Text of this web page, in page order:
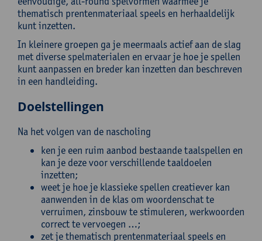
thematisch prentenmateriaal speels en herhaaldelijk
kunt inzetten.
In kleinere groepen ga je meermaals actief aan de slag
met diverse spelmaterialen en ervaar je hoe je spellen
kunt aanpassen en breder kan inzetten dan beschreven
in een handleiding.
Doelstellingen
Na het volgen van de nascholing
ken je een ruim aanbod bestaande taalspellen en
kan je deze voor verschillende taaldoelen
inzetten;
weet je hoe je klassieke spellen creatiever kan
aanwenden in de klas om woordenschat te
verruimen, zinsbouw te stimuleren, werkwoorden
correct te vervoegen …;
zet je thematisch prentenmateriaal speels en